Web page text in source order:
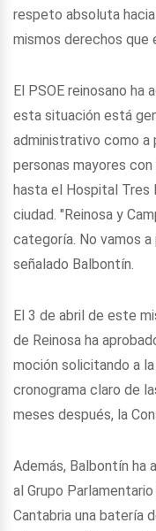
respeto absoluta
mismos derechos que
El PSOE reinosano
esta situación está
administrativo como a
personas mayores
hasta el Hospital Tres
ciudad. "Reinosa y
categoría. No vamos
señalado Balbontín.
El 3 de abril de este
de Reinosa ha
moción solicitando a
cronograma claro de
meses después, la
Además, Balbontín ha
al Grupo
Cantabria una batería